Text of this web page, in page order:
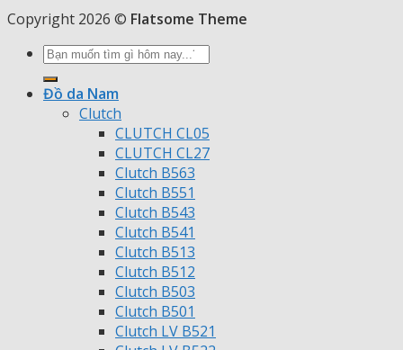
Copyright 2026 © Flatsome Theme
Tìm
kiếm:
Đồ da Nam
Clutch
CLUTCH CL05
CLUTCH CL27
Clutch B563
Clutch B551
Clutch B543
Clutch B541
Clutch B513
Clutch B512
Clutch B503
Clutch B501
Clutch LV B521